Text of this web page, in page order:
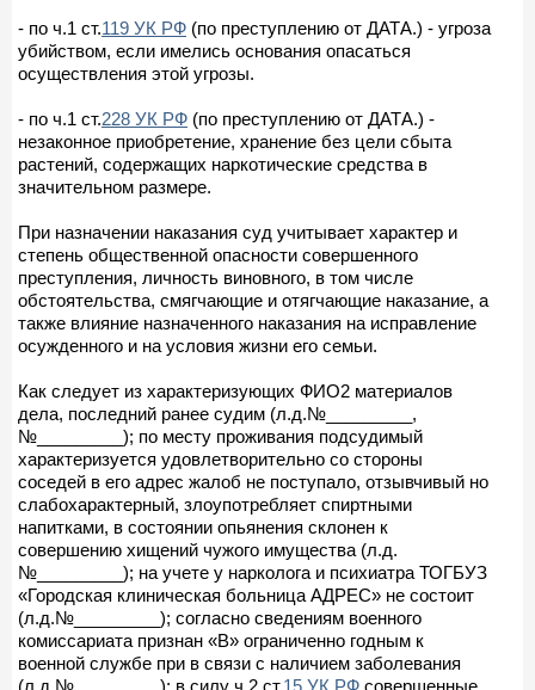
- по ч.1 ст.119 УК РФ (по преступлению от ДАТА.) - угроза
убийством, если имелись основания опасаться
осуществления этой угрозы.
- по ч.1 ст.228 УК РФ (по преступлению от ДАТА.) -
незаконное приобретение, хранение без цели сбыта
растений, содержащих наркотические средства в
значительном размере.
При назначении наказания суд учитывает характер и
степень общественной опасности совершенного
преступления, личность виновного, в том числе
обстоятельства, смягчающие и отягчающие наказание, а
также влияние назначенного наказания на исправление
осужденного и на условия жизни его семьи.
Как следует из характеризующих ФИО2 материалов
дела, последний ранее судим (л.д.№_________,
№_________); по месту проживания подсудимый
характеризуется удовлетворительно со стороны
соседей в его адрес жалоб не поступало, отзывчивый но
слабохарактерный, злоупотребляет спиртными
напитками, в состоянии опьянения склонен к
совершению хищений чужого имущества (л.д.
№_________); на учете у нарколога и психиатра ТОГБУЗ
«Городская клиническая больница АДРЕС» не состоит
(л.д.№_________); согласно сведениям военного
комиссариата признан «В» ограниченно годным к
военной службе при в связи с наличием заболевания
(л.д.№_________); в силу ч.2 ст.15 УК РФ совершенные